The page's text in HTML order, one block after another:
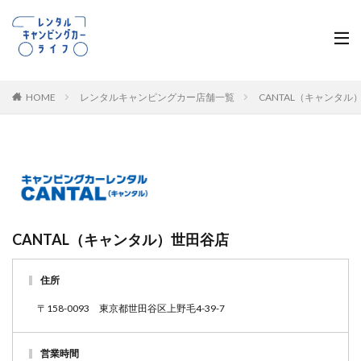
HOME レンタルキャンピングカー店舗一覧 CANTAL（キャンタル
CANTAL（キャンタル）世田谷店
住所
〒158-0093 東京都世田谷区上野毛4-39-7
営業時間